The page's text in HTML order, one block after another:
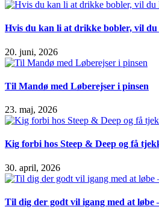
Hvis du kan li at drikke bobler, vil
20. juni, 2026
Til Mandø med Løberejser i pinsen
23. maj, 2026
Kig forbi hos Steep & Deep og få
30. april, 2026
Til dig der godt vil igang med at